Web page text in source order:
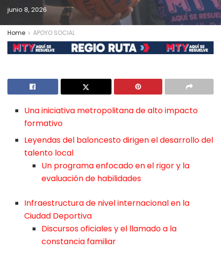
junio 8, 2026
Home APOYO SOCIAL
Una iniciativa metropolitana de alto impacto
formativo
Leyendas del baloncesto dirigen el desarrollo del
talento local
Un programa enfocado en el rigor y la
evaluación de habilidades
Infraestructura de nivel internacional en la
Ciudad Deportiva
Discursos oficiales y el llamado a la
constancia familiar